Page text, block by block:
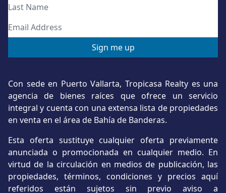
Con sede en Puerto Vallarta, Tropicasa Realty es una
agencia de bienes raíces que ofrece un servicio
integral y cuenta con una extensa lista de propiedades
en venta en el área de Bahía de Banderas.
Esta oferta sustituye cualquier oferta previamente
anunciada o promocionada en cualquier medio. En
virtud de la circulación en medios de publicación, las
propiedades, términos, condiciones y precios aquí
referidos están sujetos sin previo aviso a